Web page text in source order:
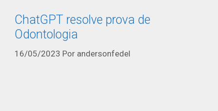
ChatGPT resolve prova de
Odontologia
16/05/2023 Por andersonfedel